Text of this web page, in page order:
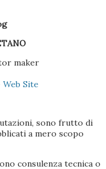
maker
Site
sono frutto di
a mero scopo
consulenza tecnica o